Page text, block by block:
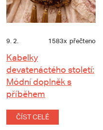
9. 2. 1583x přečteno
Kabelky
devatenáctého století:
Módní doplněk s
příběhem
ČÍST CELÉ